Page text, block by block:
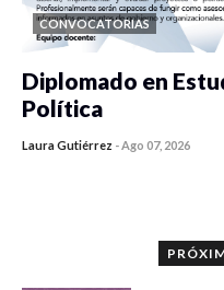
CONVOCATORIAS
Diplomado en
Política
Laura Gutiérrez -Ago 07, 2026